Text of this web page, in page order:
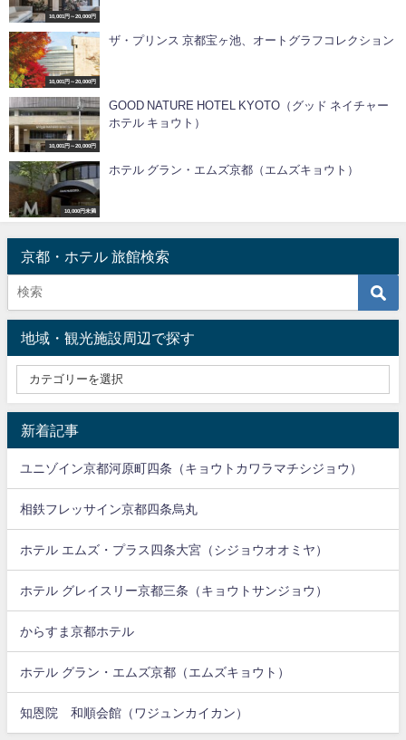
10,001円～20,000円
10,001円～20,000円
ザ・プリンス 京都宝ヶ池、オートグラフコレクション
10,001円～20,000円
GOOD NATURE HOTEL KYOTO（グッド ネイチャー
ホテル キョウト）
10,000円未満
ホテル グラン・エムズ京都（エムズキョウト）
京都・ホテル 旅館検索
地域・観光施設周辺で探す
新着記事
ユニゾイン京都河原町四条（キョウトカワラマチシジョウ）
相鉄フレッサイン京都四条烏丸
ホテル エムズ・プラス四条大宮（シジョウオオミヤ）
ホテル グレイスリー京都三条（キョウトサンジョウ）
からすま京都ホテル
ホテル グラン・エムズ京都（エムズキョウト）
知恩院 和順会館（ワジュンカイカン）